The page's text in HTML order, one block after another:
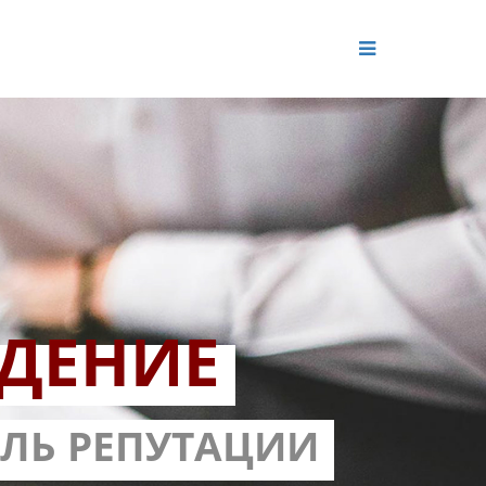
РЕПУТАЦИИ